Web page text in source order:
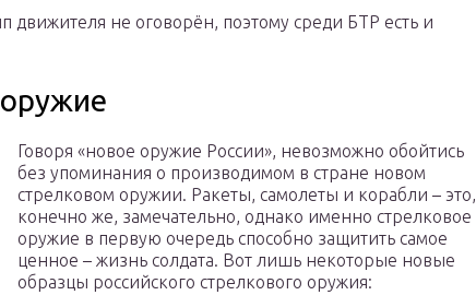
движителя не оговорён, поэтому среди БТР есть и
Говоря «новое оружие России», невозможно обойтись
без упоминания о производимом в стране новом
стрелковом оружии. Ракеты, самолеты и корабли – это,
конечно же, замечательно, однако именно стрелковое
оружие в первую очередь способно защитить самое
ценное – жизнь солдата. Вот лишь некоторые новые
образцы российского стрелкового оружия: